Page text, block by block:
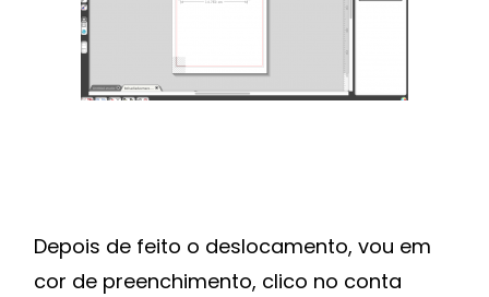
Depois de feito o deslocamento, vou em
cor de preenchimento, clico no conta